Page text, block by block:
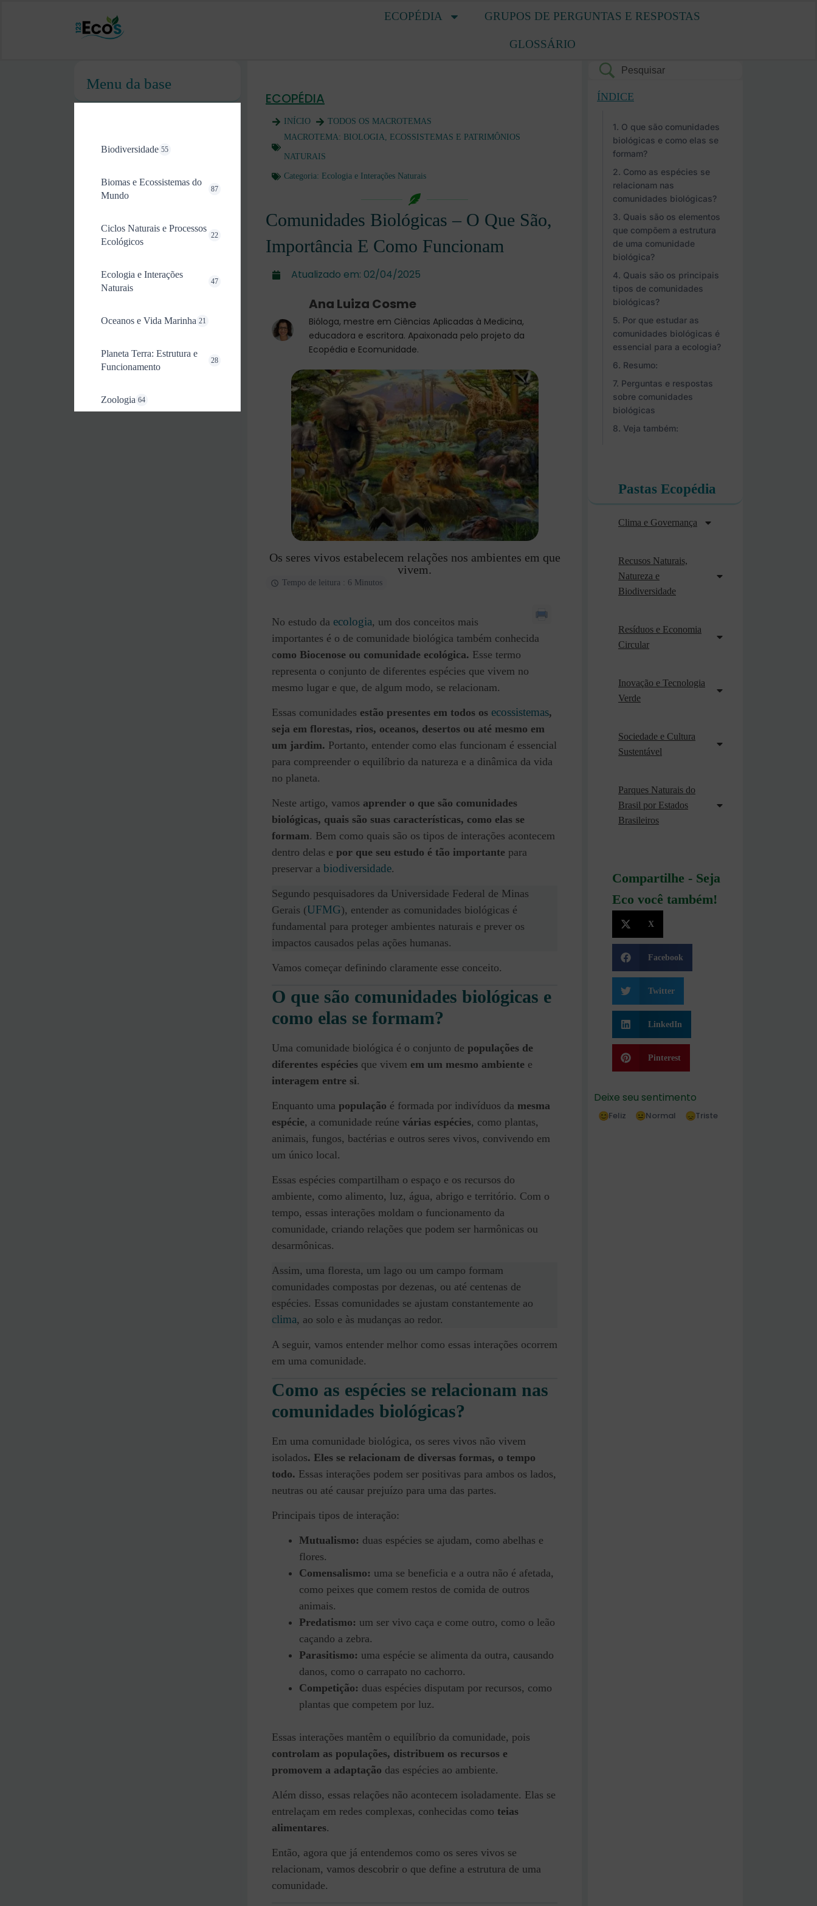
ECOPÉDIA GRUPOS DE PERGUNTAS E RESPOSTAS
GLOSSÁRIO
Menu da base
Biodiversidade 55
Biomas e Ecossistemas do
Mundo
87
Ciclos Naturais e Processos
Ecológicos
22
Ecologia e Interações
Naturais
47
Oceanos e Vida Marinha 21
Planeta Terra: Estrutura e
Funcionamento
28
Zoologia 64
ECOPÉDIA
INÍCIO
TODOS OS MACROTEMAS
MACROTEMA: BIOLOGIA, ECOSSISTEMAS E PATRIMÔNIOS
NATURAIS
Categoria: Ecologia e Interações Naturais
Comunidades Biológicas – O Que São,
Importância E Como Funcionam
Atualizado em: 02/04/2025
Ana Luiza Cosme
Bióloga, mestre em Ciências Aplicadas à Medicina,
educadora e escritora. Apaixonada pelo projeto da
Ecopédia e Ecomunidade.
Os seres vivos estabelecem relações nos ambientes em que
vivem.
Tempo de leitura : 6 Minutos
No estudo da ecologia, um dos conceitos mais
importantes é o de comunidade biológica também conhecida
como Biocenose ou comunidade ecológica. Esse termo
representa o conjunto de diferentes espécies que vivem no
mesmo lugar e que, de algum modo, se relacionam.
Essas comunidades estão presentes em todos os ecossistemas,
seja em florestas, rios, oceanos, desertos ou até mesmo em
um jardim. Portanto, entender como elas funcionam é essencial
para compreender o equilíbrio da natureza e a dinâmica da vida
no planeta.
Neste artigo, vamos aprender o que são comunidades
biológicas, quais são suas características, como elas se
formam. Bem como quais são os tipos de interações acontecem
dentro delas e por que seu estudo é tão importante para
preservar a biodiversidade.
Segundo pesquisadores da Universidade Federal de Minas
Gerais (UFMG), entender as comunidades biológicas é
fundamental para proteger ambientes naturais e prever os
impactos causados pelas ações humanas.
Vamos começar definindo claramente esse conceito.
O que são comunidades biológicas e
como elas se formam?
Uma comunidade biológica é o conjunto de populações de
diferentes espécies que vivem em um mesmo ambiente e
interagem entre si.
Enquanto uma população é formada por indivíduos da mesma
espécie, a comunidade reúne várias espécies, como plantas,
animais, fungos, bactérias e outros seres vivos, convivendo em
um único local.
Essas espécies compartilham o espaço e os recursos do
ambiente, como alimento, luz, água, abrigo e território. Com o
tempo, essas interações moldam o funcionamento da
comunidade, criando relações que podem ser harmônicas ou
desarmônicas.
Assim, uma floresta, um lago ou um campo formam
comunidades compostas por dezenas, ou até centenas de
espécies. Essas comunidades se ajustam constantemente ao
clima, ao solo e às mudanças ao redor.
A seguir, vamos entender melhor como essas interações ocorrem
em uma comunidade.
Como as espécies se relacionam nas
comunidades biológicas?
Em uma comunidade biológica, os seres vivos não vivem
isolados. Eles se relacionam de diversas formas, o tempo
todo. Essas interações podem ser positivas para ambos os lados,
neutras ou até causar prejuízo para uma das partes.
Principais tipos de interação:
Mutualismo: duas espécies se ajudam, como abelhas e
flores.
Comensalismo: uma se beneficia e a outra não é afetada,
como peixes que comem restos de comida de outros
animais.
Predatismo: um ser vivo caça e come outro, como o leão
caçando a zebra.
Parasitismo: uma espécie se alimenta da outra, causando
danos, como o carrapato no cachorro.
Competição: duas espécies disputam por recursos, como
plantas que competem por luz.
Essas interações mantêm o equilíbrio da comunidade, pois
controlam as populações, distribuem os recursos e
promovem a adaptação das espécies ao ambiente.
Além disso, essas relações não acontecem isoladamente. Elas se
entrelaçam em redes complexas, conhecidas como teias
alimentares.
Então, agora que já entendemos como os seres vivos se
relacionam, vamos descobrir o que define a estrutura de uma
comunidade.
ÍNDICE
O que são comunidades
biológicas e como elas se
formam?
Como as espécies se
relacionam nas
comunidades biológicas?
Quais são os elementos
que compõem a estrutura
de uma comunidade
biológica?
Quais são os principais
tipos de comunidades
biológicas?
Por que estudar as
comunidades biológicas é
essencial para a ecologia?
Resumo:
Perguntas e respostas
sobre comunidades
biológicas
Veja também:
Pastas Ecopédia
Clima e Governança
Recusos Naturais,
Natureza e
Biodiversidade
Resíduos e Economia
Circular
Inovação e Tecnologia
Verde
Sociedade e Cultura
Sustentável
Parques Naturais do
Brasil por Estados
Brasileiros
Compartilhe - Seja
Eco você também!
X
Facebook
Twitter
LinkedIn
Pinterest
Deixe seu sentimento
Feliz Normal Triste